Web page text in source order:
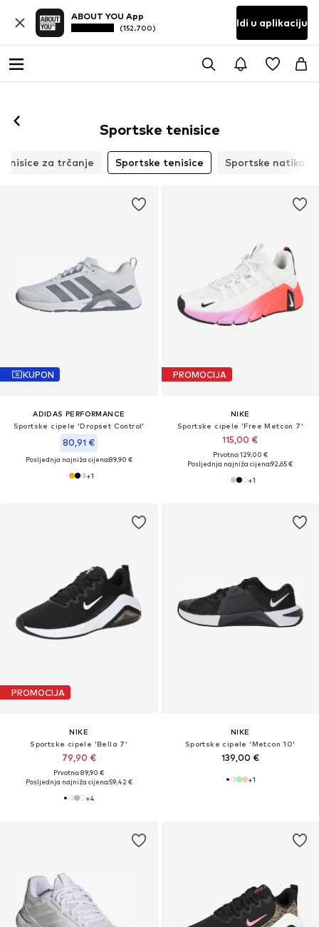
ABOUT YOU App
(152.700) Idi u aplikaciju
Sportske tenisice
za trčanje Sportske tenisice Sportske natikače
KUPON
ADIDAS PERFORMANCE
Sportske cipele 'Dropset Control'
80,91 €
Posljednja najniža cijena:89,90 €
+1
PROMOCIJA
NIKE
Sportske cipele 'Free Metcon 7'
115,00 €
Prvotno: 129,00 €
Posljednja najniža cijena:92,65 €
+1
PROMOCIJA
NIKE
Sportske cipele 'Bella 7'
79,90 €
Prvotno: 89,90 €
Posljednja najniža cijena:59,42 €
+4
NIKE
Sportske cipele 'Metcon 10'
139,00 €
+1